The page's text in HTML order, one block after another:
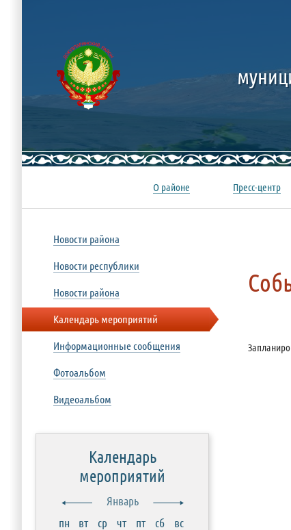
Новости района
Новости республики
Новости района
Календарь мероприятий
Информационные сообщения
Фотоальбом
Видеоальбом
Календарь
мероприятий
Январь
пн
вт ср чт пт сб
вс
О районе Пресс-центр